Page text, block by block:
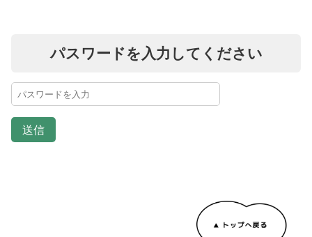
パスワードを入力してください
送信